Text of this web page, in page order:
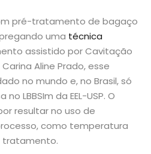
pré-tratamento de bagaço
uma técnica
assistido por Cavitação
Aline Prado, esse
no mundo e, no Brasil, só
LBBSIm da EEL-USP. O
resultar no uso de
como temperatura
tratamento.